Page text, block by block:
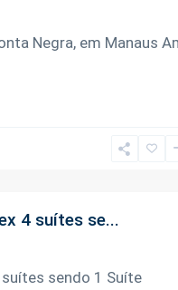
Negra, em Manaus
4 suítes se...
sendo 1 Suíte